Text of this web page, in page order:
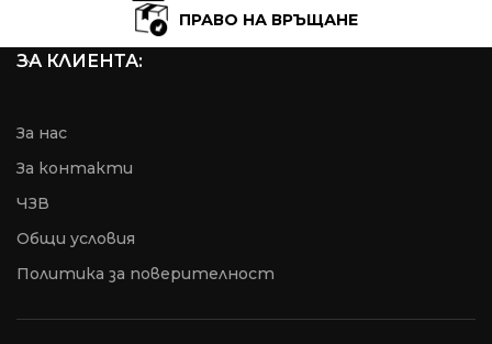
ПРАВО НА ВРЪЩАНЕ
ЗА КЛИЕНТА:
За нас
За контакти
ЧЗВ
Общи условия
Пoлитика за поверителност